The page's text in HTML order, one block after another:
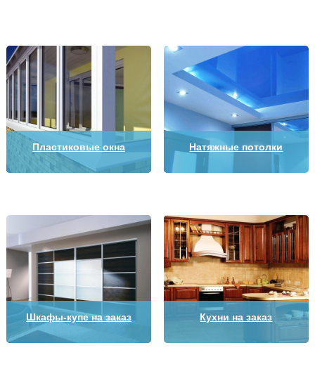
Пластиковые окна Натяжные потолки
Шкафы-купе на заказ Кухни на заказ